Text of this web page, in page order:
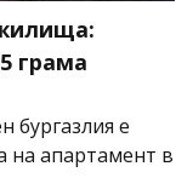
грама
бургазлия е
на апартамент в